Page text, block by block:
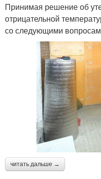
Принимая решение об
отрицательной
со следующими
читать дальше →